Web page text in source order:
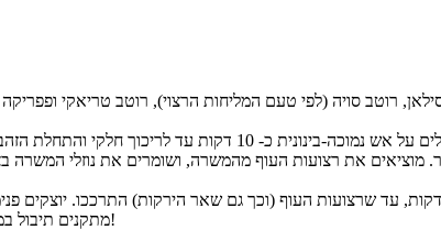
מתקנים תיבול במידת הצורך עם מלח ופלפל שחור, מקפיצים עוד למשך כ- 5 דקות - וזוללים!